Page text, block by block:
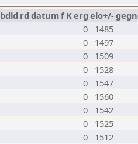
bdld rd datumf Kerg elo+/-
0
1485
0
1497
0
1509
0
1528
0
1547
0
1560
0
1542
0
1525
0
1512